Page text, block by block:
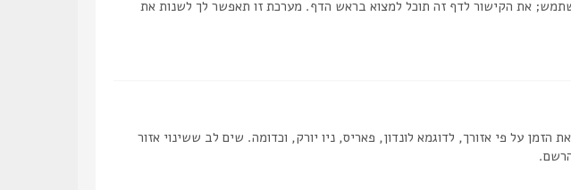
את הקישור לדף זה תוכל למצוא בראש הדף. מערכת זו תאפשר לך לשנות את
על פי אזורך, לדוגמא לונדון, פאריס, ניו יורק, וכדומה. שים לב ששינוי אזור